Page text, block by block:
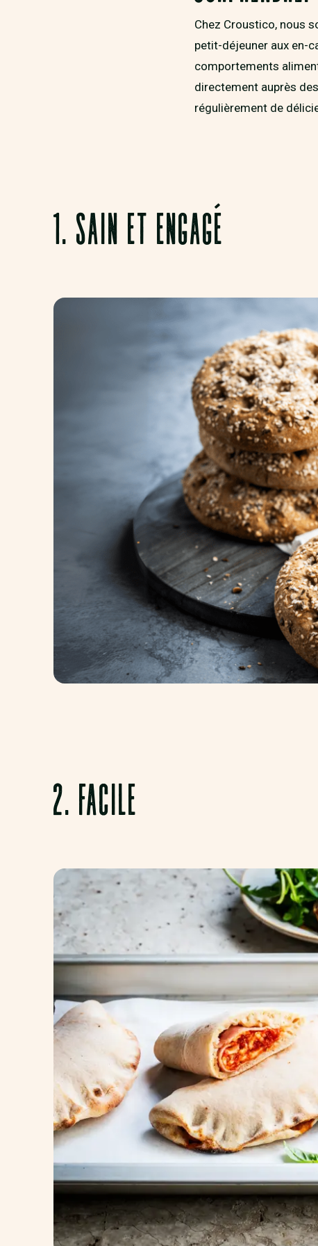
Chez Croustico, nous
petit-déjeuner aux en-
comportements
directement auprès
régulièrement de
1. SAIN ET ENGAGÉ
2. FACILE